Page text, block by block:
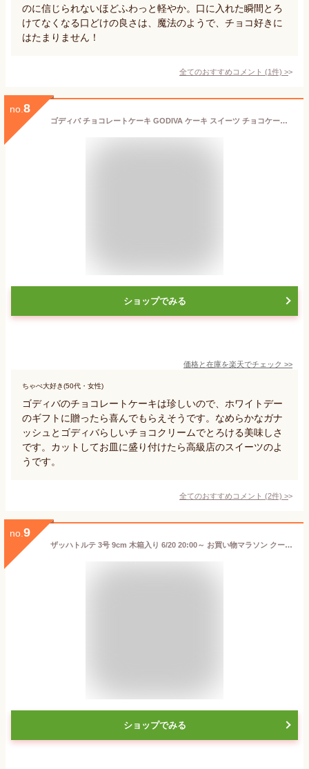
のに信じられないほどふわっと軽やか。口に入れた瞬間とろ
けてなくなる口どけの良さは、魔法のようで、チョコ好きに
はたまりません！
全てのおすすめコメント (1件) >
no. 8
ゴディバ チョコレートケーキ GODIVA ケーキ スイーツ チョコケーキ 洋菓子 お菓子 菓子折り 焼き菓子 詰め合わせ セット 内祝い 退職 お返し 結婚 出産 香典返し 快気 お供え 祝い お礼 スイーツ プレゼント チョコケーキ ギフト 引き出物 バレンタイン ホワイトデー 2025
ショップでみる
価格と在庫を楽天でチェック >>
ちゃぺ大好き(50代・女性)
ゴディバのチョコレートケーキは珍しいので、ホワイトデー
のギフトに贈ったら喜んでもらえそうです。なめらかなガナ
ッシュとゴディバらしいチョコクリームでとろける美味しさ
です。カットしてお皿に盛り付けたら高級店のスイーツのよ
うです。
全てのおすすめコメント (2件) >
no. 9
ザッハトルテ 3号 9cm 木箱入り 6/20 20:00～ お買い物マラソン クーポン配布中 送料別 冷蔵便 お取り寄せ まとめ買い 父の日 お中元 夏ギフト 誕生日 お供え 手作り ウィーン菓子 チョコレートケーキ アルロース(希少糖)
ショップでみる